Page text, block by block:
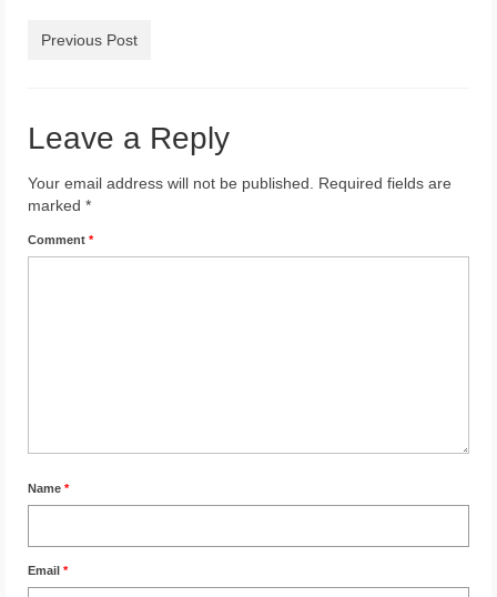
Indonēzija
Par Mums
Previous Post
Leave a Reply
Your email address will not be published.
Required fields are
marked *
Comment *
Name *
Email *